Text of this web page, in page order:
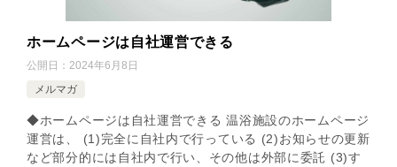
ホームページは自社運営できる
公開日： 2024年6月8日
メルマガ
◆ホームページは自社運営できる 温浴施設のホームページ
運営は、 (1)完全に自社内で行っている (2)お知らせの更新
など部分的には自社内で行い、その他は外部に委託 (3)す